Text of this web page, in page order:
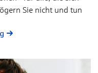
Sie nicht und tun